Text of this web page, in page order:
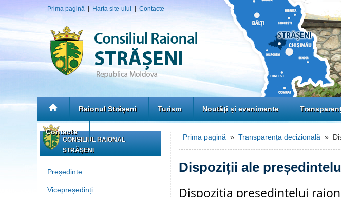
Prima pagină Harta site-ului Contacte
Raionul Strășeni Turism Noutăţi și evenimente
Contacte
CONSILIUL RAIONAL
STRĂȘENI
Președinte
Vicepreședinți
Prima pagină » Transparența decizională »
Dispoziții ale
Dispoziția președintelui